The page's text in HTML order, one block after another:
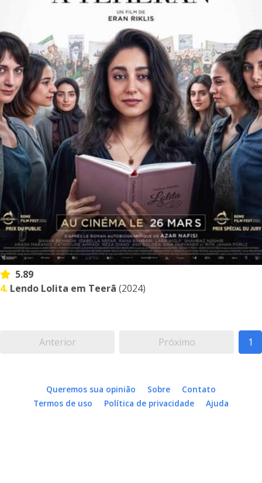
5.89
4. Lendo Lolita em Teerã (2024)
Anterior Próximo 1
Queremos sua opinião Sobre
Contato
Termos de uso
Política de privacidade Ajuda